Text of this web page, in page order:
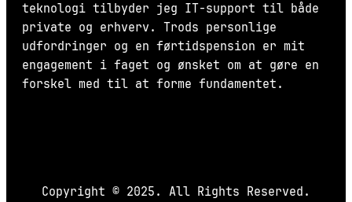
teknologi tilbyder jeg IT-support til både
private og erhverv. Trods personlige
udfordringer og en førtidspension er mit
engagement i faget og ønsket om at gøre en
forskel med til at forme fundamentet.
Copyright © 2025. All Rights Reserved.